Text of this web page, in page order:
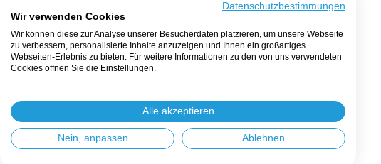
mit Hochvoltspeicher
HEMS-fähige Speicherpakete
mit Niedervoltspeicher
Unterkonstruktion
Aufständerung
Fassadenlösungen
Kabelmanagement
Metalldachplatten
Modulklemmen
Datenschutzbestimmungen
Wir verwenden Cookies
Wir können diese zur Analyse unserer Besucherdaten platzieren, um unsere Webseite
zu verbessern, personalisierte Inhalte anzuzeigen und Ihnen ein großartiges
Webseiten-Erlebnis zu bieten. Für weitere Informationen zu den von uns verwendeten
Cookies öffnen Sie die Einstellungen.
Alle akzeptieren
Nein, anpassen Ablehnen